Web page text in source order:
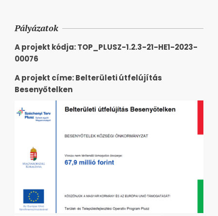
Pályázatok
A projekt kódja: TOP_PLUSZ-1.2.3-21-HE1-2023-
00076
A projekt címe: Belterületi útfelújítás
Besenyőtelken